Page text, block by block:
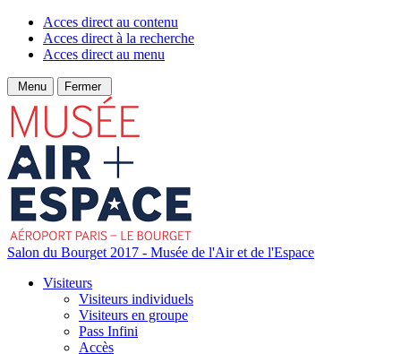
Acces direct au contenu
Acces direct à la recherche
Acces direct au menu
Menu Fermer
Salon du Bourget 2017 - Musée de l'Air et de l'Espace
Visiteurs
Visiteurs individuels
Visiteurs en groupe
Pass Infini
Accès